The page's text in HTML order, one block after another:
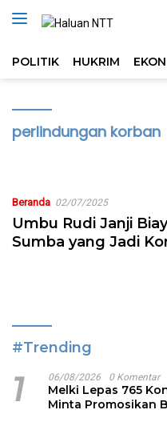
POLITIK HUKRIM
perlindungan korban
Beranda 02/07/2025
Umbu Rudi Janji
Sumba yang Jadi
#Trending
1 06/08/2026 0 Komentar
Melki Lepas 765
Minta Promosikan